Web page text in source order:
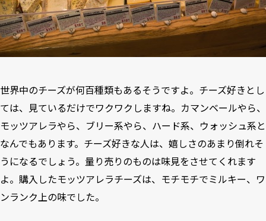
世界中のチーズが何百種類もあるそうですよ。チーズ好きとし
ては、見ているだけでワクワクしますね。カマンベールやら、
モッツアレラやら、ブリー系やら、ハード系、ウォッシュ系と
なんでもあります。チーズ好きな人は、嬉しさのあまり倒れそ
うになるでしょう。量り売りのものは味見をさせてくれます
よ。購入したモッツアレラチーズは、モチモチでミルキー、ワ
ンランク上の味でした。